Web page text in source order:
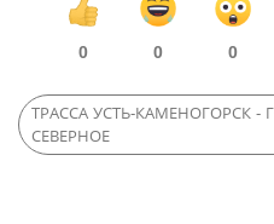
0 0 0
ТРАССА УСТЬ-КАМЕНОГОРСК -
СЕВЕРНОЕ